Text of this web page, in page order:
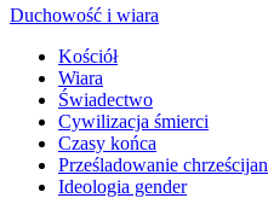
Duchowość i wiara
Kościół
Wiara
Świadectwo
Cywilizacja śmierci
Czasy końca
Prześladowanie chrześcijan
Ideologia gender